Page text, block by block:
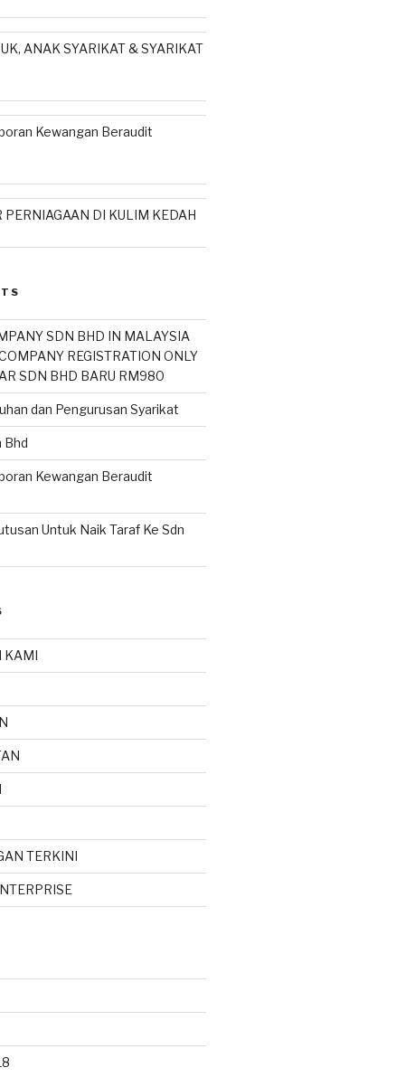
ANAK SYARIKAT & SYARIKAT
Kewangan Beraudit
PERNIAGAAN DI KULIM KEDAH
SDN BHD IN MALAYSIA
REGISTRATION ONLY
SDN BHD BARU RM980
dan Pengurusan Syarikat
Bhd
Kewangan Beraudit
Untuk Naik Taraf Ke Sdn
KAMI
TERKINI